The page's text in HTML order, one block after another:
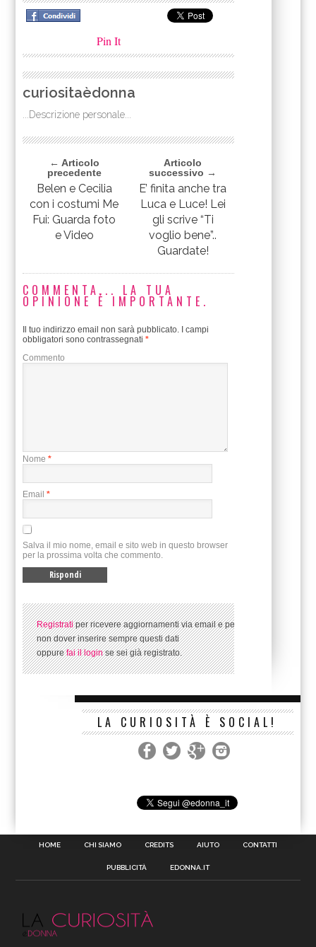
Pin It
curiositaèdonna
...Descrizione personale...
← Articolo
precedente
Belen e Cecilia
con i costumi Me
Fui: Guarda foto
e Video
Articolo
successivo →
E’ finita anche tra
Luca e Luce! Lei
gli scrive “Ti
voglio bene”..
Guardate!
COMMENTA... LA TUA
OPINIONE È IMPORTANTE.
Il tuo indirizzo email non sarà pubblicato. I campi
obbligatori sono contrassegnati*
Commento
Nome *
Email *
Salva il mio nome, email e sito web in questo browser
per la prossima volta che commento.
Registratiper ricevere aggiornamenti via email e per
non dover inserire sempre questi dati
oppurefai il loginse sei già registrato.
LA CURIOSITÀ È SOCIAL!
HOME CHI SIAMO CREDITS AIUTO CONTATTI
PUBBLICITÀ EDONNA.IT